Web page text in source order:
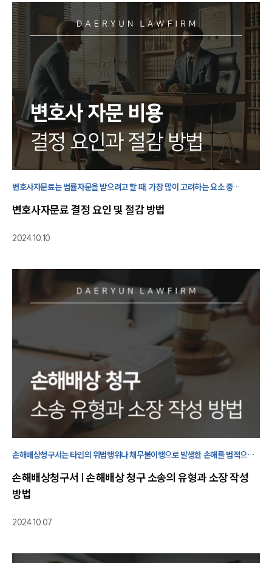
센터소개
센터소개
대륜의 강점
오시는 길
글로벌 파트너 로펌
고객의 소리
AI대륜
사례분석/최신동향
법률지식인
고객후기
업무분야
분야별
구성원 소개
법률상담전문변호사
소식/자료
변호사자문료는 법률자문을 받으려고 할 때, 가장 많이 고려하는 요소 중
살펴보겠습니다.
변호사자문료 결정 요인 및 절감 방법
2024.10.10
손해배상청구서는 타인의 위법행위나 채무불이행으로 발생한 손해를 법적으로
작성해야 합니다.
손해배상청구서 | 손해배상 청구 소송의 유형과 소장 작성
방법
2024.10.07